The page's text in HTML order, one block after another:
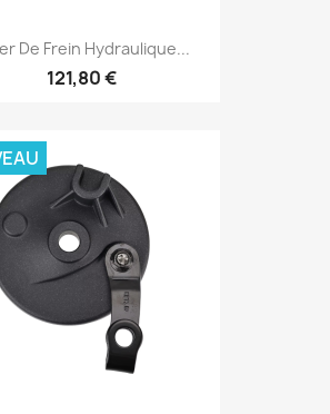
De Frein Hydraulique...
121,80 €